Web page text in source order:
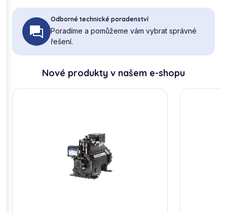
Odborné technické poradenství
Poradíme a pomůžeme vám vybrat správné
řešení.
Nové produkty v našem e-shopu